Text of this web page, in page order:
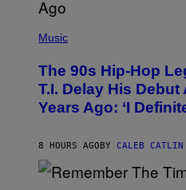
P
O
B
Y
H
N
Music
The 90s Hip-Hop
T.I. Delay His Debut
Years Ago: ‘I
8 HOURS AGO BY CALEB CATLIN